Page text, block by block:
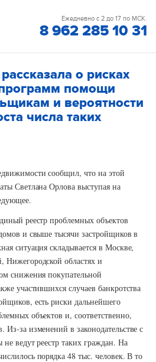
Ежедневно с 2 до 17 по МСК.
8 962 285 10 31
о рисках
помощи
и вероятности
числа таких
сообщил, что на этой
Светлана Орлова выступая на
реестр проблемных объектов
и свыше тысячи застройщиков в
ситуация складывается в Москве,
Нижегородской областях и
снижения покупательной
участившихся случаев банкротства
есть риски дальнейшего
объектов и, соответственно,
за изменений в законодательстве с
ведут реестр таких граждан. На
порядка 48 тыс. человек. В то